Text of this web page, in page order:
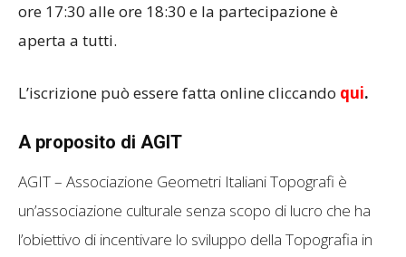
ore 17:30 alle ore 18:30 e la partecipazione è
aperta a tutti.
L’iscrizione può essere fatta online cliccando qui.
A proposito di AGIT
AGIT – Associazione Geometri Italiani Topografi è
un’associazione culturale senza scopo di lucro che ha
l’obiettivo di incentivare lo sviluppo della Topografia in